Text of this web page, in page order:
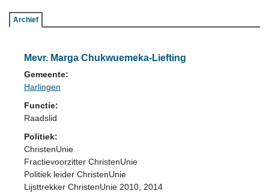
Archief
Mevr. Marga Chukwuemeka-Liefting
Gemeente:
Harlingen
Functie:
Raadslid
Politiek:
ChristenUnie
Fractievoorzitter ChristenUnie
Politiek leider ChristenUnie
Lijsttrekker ChristenUnie 2010, 2014